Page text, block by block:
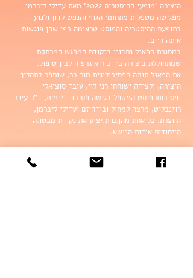
היצירה 'מופעי ההיסטריה 2022' מאת עדילי ליברמן
מפגישה מטפלות מתחומי הגוף והנפש לדון ולנוע
בתופעת ההיסטריה והפוסט טראומה כפי שהן פוגשות
אותה היום.
במסגרת הפאנל נתבונן בנקודת המפגש המרתקת
שמתחוללת ביצירה בין כוריאוגרפיה לבין טיפול.
את הפאנל תנחה הפסיכולוגית מור בר, שותפה לתהליך
היצירה, ולצידה ישוחחו רני לוי, עובד סוציאלי
ופסיכותרפיסט המטפל בגישה פסיכו-דינמית, ד"ר עינב
רוזנבליט, מרצה למחול ובודהיזם ועדילי ליברמן,
היוצרת. כל אחת מהן.ם ת.יציע את נקודת מבטו.ה
הייחודית אודות הנושא.